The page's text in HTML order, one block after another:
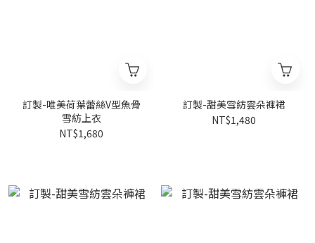
訂製-唯美荷葉蕾絲V型魚骨
雪紡上衣
NT$1,680
訂製-甜美雪紡雲朵褲裙
NT$1,480